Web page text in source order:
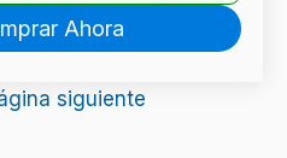
Ahora
siguiente